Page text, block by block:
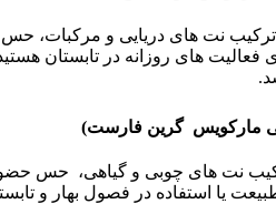
نت های دریایی و مرکبات، حس
مارکویس گر ین فارست)
نت های چوبی و گیاهی، حس
در فصول بهار و تابستان بسیار مناسب